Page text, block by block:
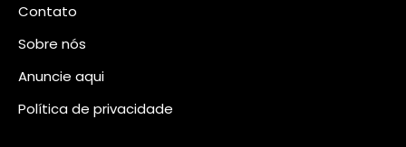
Contato
Sobre nós
Anuncie aqui
Política de privacidade